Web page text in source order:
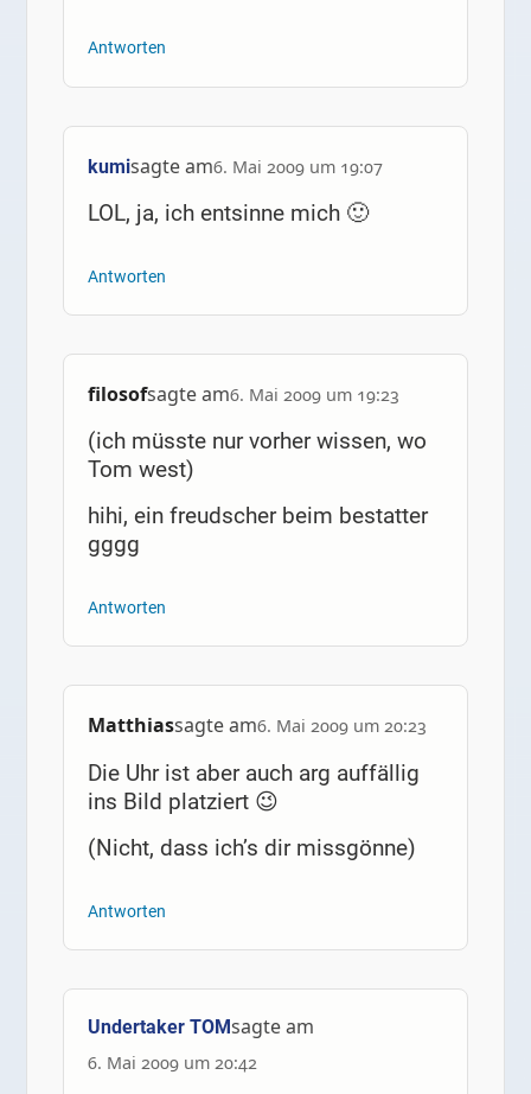
Antworten
kumisagte am6. Mai 2009 um 19:07
LOL, ja, ich entsinne mich 🙂
Antworten
filosofsagte am6. Mai 2009 um 19:23
(ich müsste nur vorher wissen, wo
Tom west)
hihi, ein freudscher beim bestatter
gggg
Antworten
Matthiassagte am6. Mai 2009 um 20:23
Die Uhr ist aber auch arg auffällig
ins Bild platziert 😉
(Nicht, dass ich’s dir missgönne)
Antworten
Undertaker TOMsagte am
6. Mai 2009 um 20:42